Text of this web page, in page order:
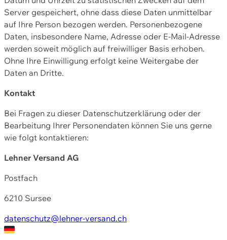
Server gespeichert, ohne dass diese Daten unmittelbar
auf Ihre Person bezogen werden. Personenbezogene
Daten, insbesondere Name, Adresse oder E-Mail-Adresse
werden soweit möglich auf freiwilliger Basis erhoben.
Ohne Ihre Einwilligung erfolgt keine Weitergabe der
Daten an Dritte.
Kontakt
Bei Fragen zu dieser Datenschutzerklärung oder der
Bearbeitung Ihrer Personendaten können Sie uns gerne
wie folgt kontaktieren:
Lehner Versand AG
Postfach
6210 Sursee
datenschutz@lehner-versand.ch